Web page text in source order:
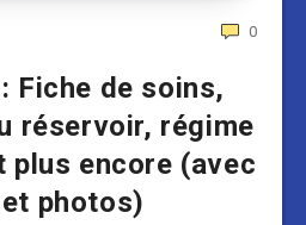
0
Fiche de soins,
réservoir, régime
plus encore (avec
photos)